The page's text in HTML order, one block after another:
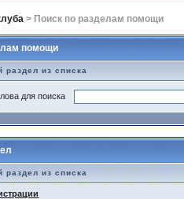
> Поиск по разделам помощи
помощи
из списка
для поиска
из списка